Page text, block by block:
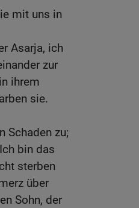
mit uns in
Asarja, ich
zur
ihrem
sie.
Schaden zu;
bin das
sterben
über
Sohn, der